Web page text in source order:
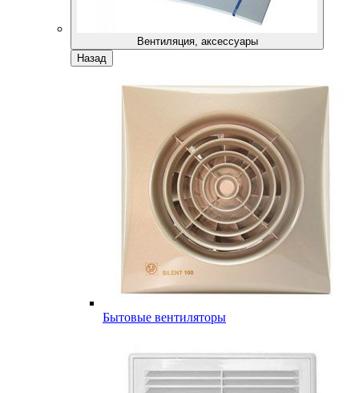
Вентиляция, аксессуары
Назад
Бытовые вентиляторы